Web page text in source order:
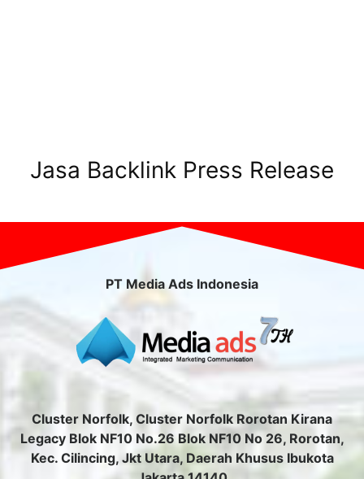
Jasa Backlink Press Release
PT Media Ads Indonesia
Cluster Norfolk, Cluster Norfolk Rorotan Kirana
Legacy Blok NF10 No.26 Blok NF10 No 26, Rorotan,
Kec. Cilincing, Jkt Utara, Daerah Khusus Ibukota